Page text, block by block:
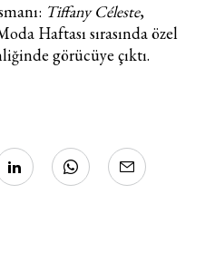
Tiffany Céleste,
Haftası sırasında özel
görücüye çıktı.